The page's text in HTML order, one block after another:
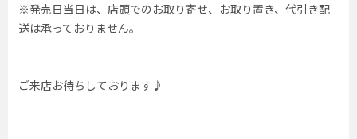
※発売日当日は、店頭でのお取り寄せ、お取り置き、代引き配
送は承っておりません。
ご来店お待ちしております♪